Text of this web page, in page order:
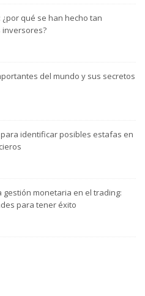
¿por qué se han hecho tan
del mundo y sus secretos
identificar posibles estafas en
gestión monetaria en el trading:
para tener éxito